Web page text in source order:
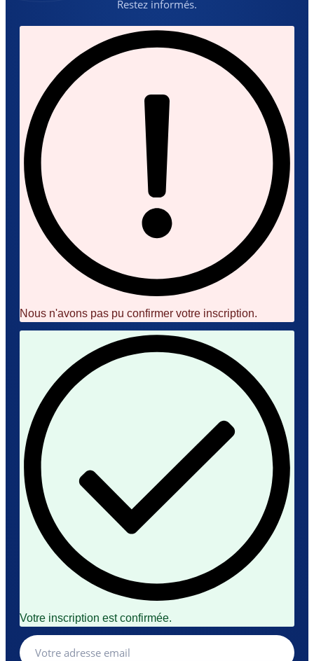
Restez informés.
Nous n'avons pas pu confirmer votre inscription.
Votre inscription est confirmée.